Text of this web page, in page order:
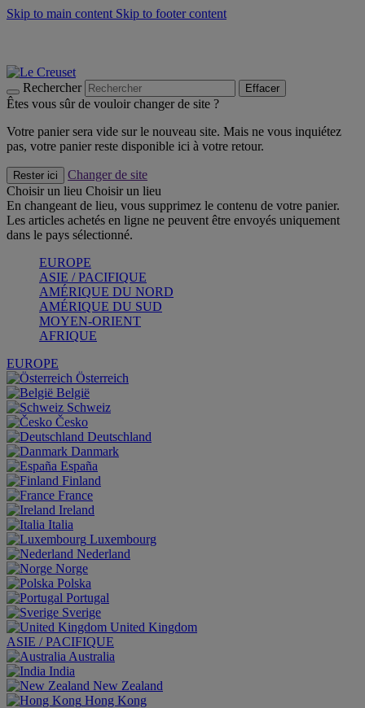
Skip to main content Skip to footer content
Rechercher Effacer
Êtes vous sûr de vouloir changer de site ?
Votre panier sera vide sur le nouveau site. Mais ne vous inquiétez
pas, votre panier reste disponible ici à votre retour.
Rester ici
Changer de site
Choisir un lieu Choisir un lieu
En changeant de lieu, vous supprimez le contenu de votre panier.
Les articles achetés en ligne ne peuvent être envoyés uniquement
dans le pays sélectionné.
EUROPE
ASIE / PACIFIQUE
AMÉRIQUE DU NORD
AMÉRIQUE DU SUD
MOYEN-ORIENT
AFRIQUE
EUROPE
Österreich
België
Schweiz
Česko
Deutschland
Danmark
España
Finland
France
Ireland
Italia
Luxembourg
Nederland
Norge
Polska
Portugal
Sverige
United Kingdom
ASIE / PACIFIQUE
Australia
India
New Zealand
Hong Kong